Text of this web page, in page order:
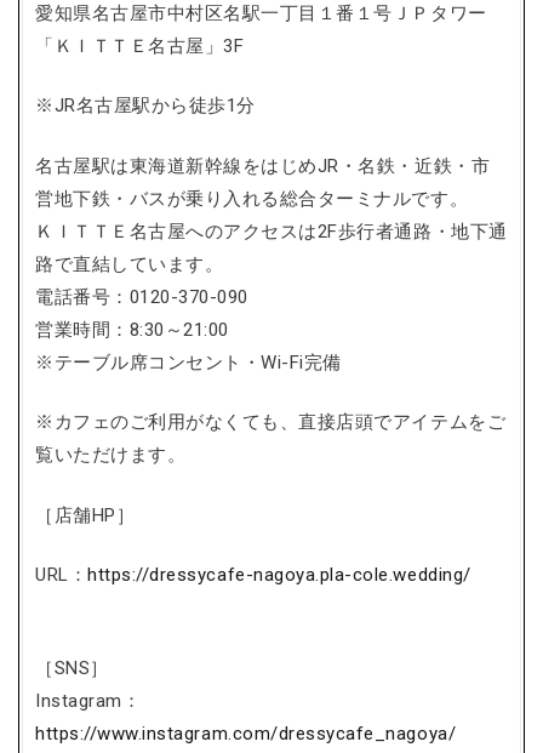
愛知県名古屋市中村区名駅一丁目１番１号ＪＰタワー
「ＫＩＴＴＥ名古屋」3F
※JR名古屋駅から徒歩1分
名古屋駅は東海道新幹線をはじめJR・名鉄・近鉄・市
営地下鉄・バスが乗り入れる総合ターミナルです。
ＫＩＴＴＥ名古屋へのアクセスは2F歩行者通路・地下通
路で直結しています。
電話番号：0120-370-090
営業時間：8:30～21:00
※テーブル席コンセント・Wi-Fi完備
※カフェのご利用がなくても、直接店頭でアイテムをご
覧いただけます。
［店舗HP］
URL： https://dressycafe-nagoya.pla-cole.wedding/
［SNS］
Instagram：
https://www.instagram.com/dressycafe_nagoya/